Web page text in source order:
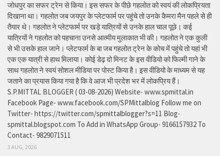
जोधपुर का सफर ट्रेन से किया। इस सफर के पीछे गहलोत को स्वयं की लोकप्रियता
दिखाना था। गहलोत जब जयपुर के प्लेटफार्म पर पहुंचे तो उनके कैमरा मैन पहले से ही
तैयार थे। गहलोत ने प्लेटफार्म पर खड़े यात्रियों से उनके हाल चाल पूछे। कई
यात्रियों ने गहलोत को पहचाना उनसे आत्मीय मुलाकात भी की। गहलोत ने एक कुली
से भी उसके हाल जाने। प्लेटफार्म के बा जब गहलोत ट्रेन के कोच में पहुंचे तो यहां भी
एक एक यात्री से हाथ मिलाया। कोई डेढ़ दो मिनट के इस वीडियो को फिल्मी गाने के
साथ गहलोत ने स्वयं सोशल मीडिया पर पोस्ट किया है। इस वीडियो के माध्यम से यह
जताने का प्रयास किया गया है कि वे आज भी प्रदेश भर में लोकप्रिय हैं।
S.P.MITTAL BLOGGER ( 03-08-2026) Website- www.spmittal.in
Facebook Page- www.facebook.com/SPMittalblog Follow me on
Twitter- https://twitter.com/spmittalblogger?s=11 Blog-
spmittal.blogspot.com To Add in WhatsApp Group- 9166157932 To
Contact- 9829071511
3 AUG, 2026